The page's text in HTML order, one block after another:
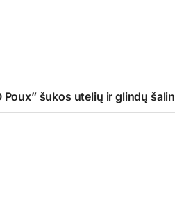
Poux” šukos utelių ir glindų